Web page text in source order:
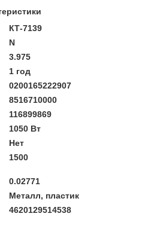
КТ-7139
N
3.975
1 год
0200165222907
8516710000
116899869
1050 Вт
Нет
1500
0.02771
Металл, пластик
4620129514538